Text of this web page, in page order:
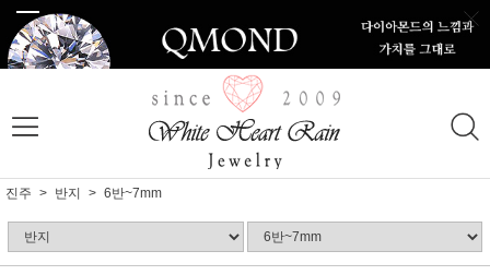
진주 반지 6반~7mm